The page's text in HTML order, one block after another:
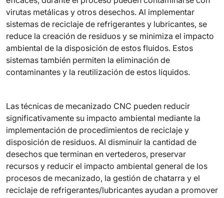
virutas metálicas y otros desechos. Al implementar
sistemas de reciclaje de refrigerantes y lubricantes, se
reduce la creación de residuos y se minimiza el impacto
ambiental de la disposición de estos fluidos. Estos
sistemas también permiten la eliminación de
contaminantes y la reutilización de estos líquidos.
Las técnicas de mecanizado CNC pueden reducir
significativamente su impacto ambiental mediante la
implementación de procedimientos de reciclaje y
disposición de residuos. Al disminuir la cantidad de
desechos que terminan en vertederos, preservar
recursos y reducir el impacto ambiental general de los
procesos de mecanizado, la gestión de chatarra y el
reciclaje de refrigerantes/lubricantes ayudan a promover